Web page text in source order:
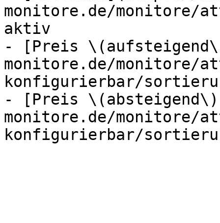
monitore.de/
aktiv
- [Preis
monitore.de/monitore/
konfigurierbar/
- [Preis
monitore.de/monitore/